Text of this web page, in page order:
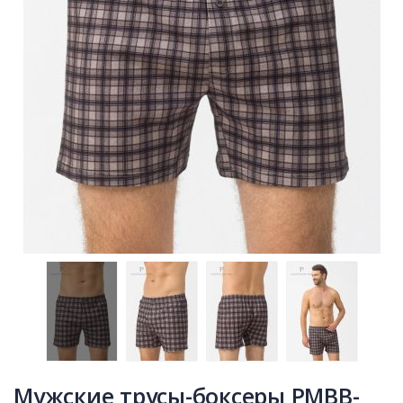
Мужские трусы-боксеры PMBB-